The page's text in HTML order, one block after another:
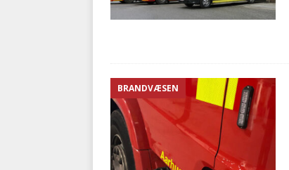
BRANDVÆSEN